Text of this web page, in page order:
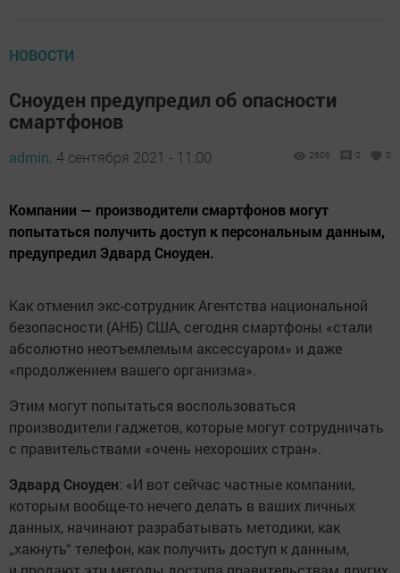
НОВОСТИ
Сноуден предупредил об опасности
смартфонов
admin, 4 сентября 2021 - 11:00 2606 0 0
Компании — производители смартфонов могут
попытаться получить доступ к персональным данным,
предупредил Эдвард Сноуден.
Как отменил экс-сотрудник Агентства национальной
безопасности (АНБ) США, сегодня смартфоны «стали
абсолютно неотъемлемым аксессуаром» и даже
«продолжением вашего организма».
Этим могут попытаться воспользоваться
производители гаджетов, которые могут сотрудничать
с правительствами «очень нехороших стран».
Эдвард Сноуден: «И вот сейчас частные компании,
которым вообще-то нечего делать в ваших личных
данных, начинают разрабатывать методики, как
„хакнуть“ телефон, как получить доступ к данным,